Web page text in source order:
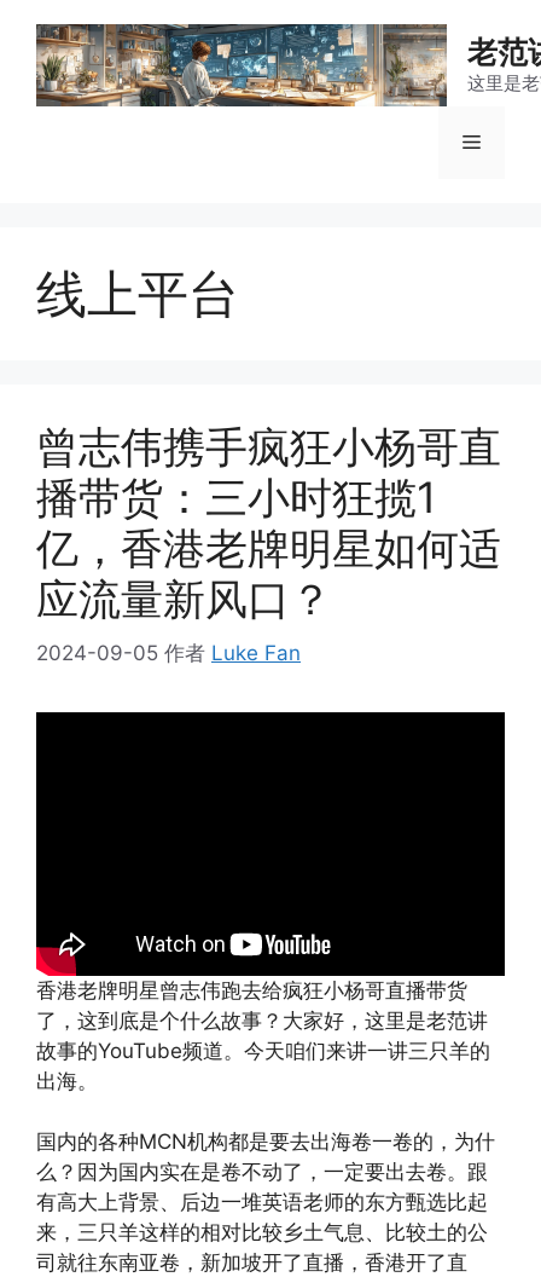
老范
这里是
菜
线上平台
曾志伟携手疯狂小杨哥直
播带货：三小时狂揽1
亿，香港老牌明星如何适
应流量新风口？
2024-09-05 作者 Luke Fan
香港老牌明星曾志伟跑去给疯狂小杨哥直播带货
了，这到底是个什么故事？大家好，这里是老范讲
故事的YouTube频道。今天咱们来讲一讲三只羊的
出海。
国内的各种MCN机构都是要去出海卷一卷的，为什
么？因为国内实在是卷不动了，一定要出去卷。跟
有高大上背景、后边一堆英语老师的东方甄选比起
来，三只羊这样的相对比较乡土气息、比较土的公
司就往东南亚卷，新加坡开了直播，香港开了直